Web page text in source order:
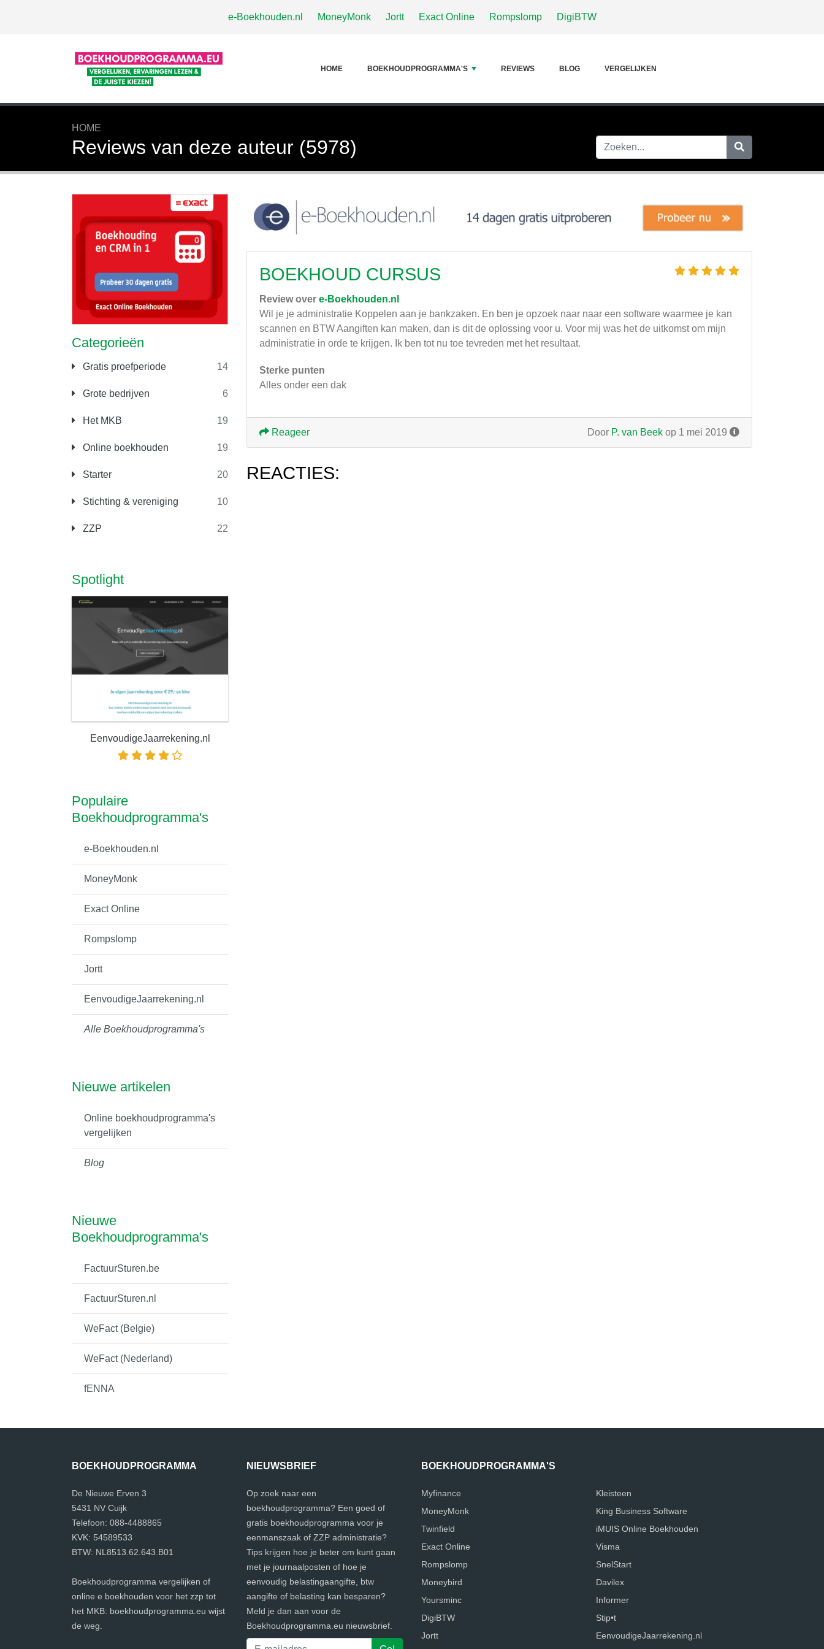
e-Boekhouden.nl MoneyMonk Jortt Exact Online Rompslomp DigiBTW
HOME BOEKHOUDPROGRAMMA'S REVIEWS BLOG VERGELIJKEN
HOME
Reviews van deze auteur (5978)
Categorieën
Gratis proefperiode 14
Grote bedrijven 6
Het MKB 19
Online boekhouden 19
Starter 20
Stichting & vereniging 10
ZZP 22
Spotlight
EenvoudigeJaarrekening.nl
Populaire
Boekhoudprogramma's
e-Boekhouden.nl
MoneyMonk
Exact Online
Rompslomp
Jortt
EenvoudigeJaarrekening.nl
Alle Boekhoudprogramma's
Nieuwe artikelen
Online boekhoudprogramma's
vergelijken
Blog
Nieuwe
Boekhoudprogramma's
FactuurSturen.be
FactuurSturen.nl
WeFact (Belgie)
WeFact (Nederland)
fENNA
BOEKHOUD CURSUS
Review over e-Boekhouden.nl
Wil je je administratie Koppelen aan je bankzaken. En ben je opzoek naar naar een software waarmee je kan
scannen en BTW Aangiften kan maken, dan is dit de oplossing voor u. Voor mij was het de uitkomst om mijn
administratie in orde te krijgen. Ik ben tot nu toe tevreden met het resultaat.
Sterke punten
Alles onder een dak
Door P. van Beek op 1 mei 2019
Reageer
REACTIES:
BOEKHOUDPROGRAMMA
De Nieuwe Erven 3
5431 NV Cuijk
Telefoon: 088-4488865
KVK: 54589533
BTW: NL8513.62.643.B01
Boekhoudprogramma vergelijken of
online e boekhouden voor het zzp tot
het MKB: boekhoudprogramma.eu wijst
de weg.
NIEUWSBRIEF
Op zoek naar een
boekhoudprogramma? Een goed of
gratis boekhoudprogramma voor je
eenmanszaak of ZZP administratie?
Tips krijgen hoe je beter om kunt gaan
met je journaalposten of hoe je
eenvoudig belastingaangifte, btw
aangifte of belasting kan besparen?
Meld je dan aan voor de
Boekhoudprogramma.eu nieuwsbrief.
BOEKHOUDPROGRAMMA'S
Myfinance
MoneyMonk
Twinfield
Exact Online
Rompslomp
Moneybird
Yoursminc
DigiBTW
Jortt
Kleisteen
King Business Software
iMUIS Online Boekhouden
Visma
SnelStart
Davilex
Informer
Stip•t
EenvoudigeJaarrekening.nl